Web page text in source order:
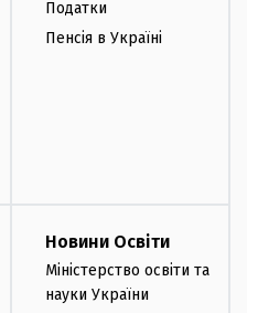
Податки
Пенсія в Україні
Новини Освіти
Міністерство освіти та
науки України